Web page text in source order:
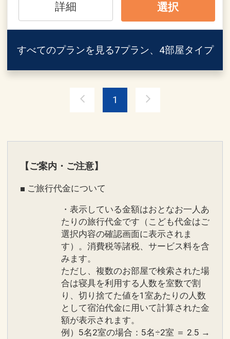
ご滞在を豊かにし、ここでしか得られな
い感動をお届けします。
■ディナーのご案内■ ※宿泊プランには
含まれておりません。
は、地域の食材を取り入れたフレンチベ
ースのコンチネンタル料理をご用意して
※「ファインダイニング」のディナータ
詳しくは公式HPをご覧ください。
■ご朝食のご案内■
【レストラン「ファインダイニング」／
洋食（7:00～10:30）】
・「ファインダイニング」ではホテルメ
ードのパンやオリジナルジャムのほか、
4種類のメニューからお選びいただける
メインディッシュをご用意しておりま
す。また、沖縄野菜をたっぷり用いたサ
ラダやフルーツ、フレッシュジュース
のほか、スパークリングワインもご用意
しております。
館はご遠慮いただいております。
美しい海を臨むレセプションにてチェッ
もご用意。
■クラブサービスのご案内■
-アペリティフタイム
アルコールを含めたお飲み物やアペタイ
ザーをご用意。
当ホテルでは、”農園から食卓へ”を意味
する取り組みを「OUR FARM TO
TABLE」と名付け、敷地内にある自家農
園で収穫された自然の恵みをレストラン
での食事や飲み物、エステルームでのト
リートメント粧材として提供しておりま
ご滞在を豊かにし、ここでしか得られな
い感動をお届けします。
詳細 選択
すべてのプランを見る7プラン、4部屋タイプ
1
【ご案内・ご注意】
■ ご旅行代金について
・表示している金額はおとなお一人あ
たりの旅行代金です（こども代金はご
選択内容の確認画面に表示されま
す）。消費税等諸税、サービス料を含
みます。
ただし、複数のお部屋で検索された場
合は寝具を利用する人数を室数で割
り、切り捨てた値を1室あたりの人数
として宿泊代金に用いて計算された金
額が表示されます。
例）5名2室の場合：5名÷2室 ＝ 2.5 →